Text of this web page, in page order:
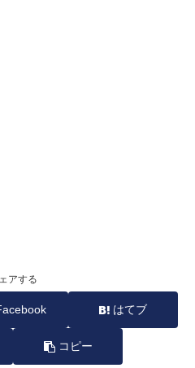
アする
はてブ
コピー